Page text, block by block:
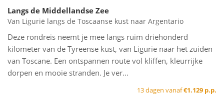
Langs de Middellandse Zee
Van Ligurië langs de Toscaanse kust naar Argentario
Deze rondreis neemt je mee langs ruim driehonderd
kilometer van de Tyreense kust, van Ligurië naar het zuiden
van Toscane. Een ontspannen route vol kliffen, kleurrijke
dorpen en mooie stranden. Je ver...
13 dagen vanaf€1.129 p.p.